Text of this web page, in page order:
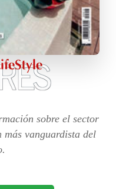
sobre el sector
vanguardista del